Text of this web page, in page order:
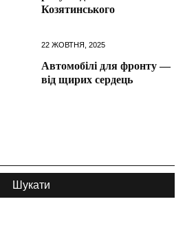
Козятинського
22 ЖОВТНЯ, 2025
Автомобілі для фронту —
від щирих сердець